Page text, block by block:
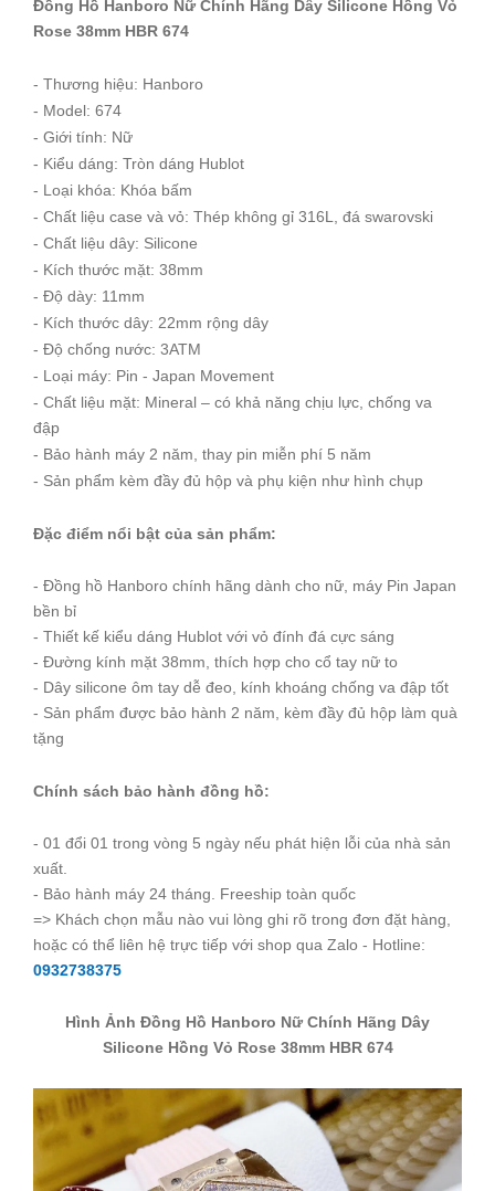
Đồng Hồ Hanboro Nữ Chính Hãng Dây Silicone Hồng Vỏ
Rose 38mm HBR 674
- Thương hiệu: Hanboro
- Model: 674
- Giới tính: Nữ
- Kiểu dáng: Tròn dáng Hublot
- Loại khóa: Khóa bấm
- Chất liệu case và vỏ: Thép không gỉ 316L, đá swarovski
- Chất liệu dây: Silicone
- Kích thước mặt: 38mm
- Độ dày: 11mm
- Kích thước dây: 22mm rộng dây
- Độ chống nước: 3ATM
- Loại máy: Pin - Japan Movement
- Chất liệu mặt: Mineral – có khả năng chịu lực, chống va
đập
- Bảo hành máy 2 năm, thay pin miễn phí 5 năm
- Sản phẩm kèm đầy đủ hộp và phụ kiện như hình chụp
Đặc điểm nổi bật của sản phẩm:
- Đồng hồ Hanboro chính hãng dành cho nữ, máy Pin Japan
bền bỉ
- Thiết kế kiểu dáng Hublot với vỏ đính đá cực sáng
- Đường kính mặt 38mm, thích hợp cho cổ tay nữ to
- Dây silicone ôm tay dễ đeo, kính khoáng chống va đập tốt
- Sản phẩm được bảo hành 2 năm, kèm đầy đủ hộp làm quà
tặng
Chính sách bảo hành đồng hồ:
- 01 đổi 01 trong vòng 5 ngày nếu phát hiện lỗi của nhà sản
xuất.
- Bảo hành máy 24 tháng. Freeship toàn quốc
=> Khách chọn mẫu nào vui lòng ghi rõ trong đơn đặt hàng,
hoặc có thể liên hệ trực tiếp với shop qua Zalo - Hotline:
0932738375
Hình Ảnh Đồng Hồ Hanboro Nữ Chính Hãng Dây
Silicone Hồng Vỏ Rose 38mm HBR 674